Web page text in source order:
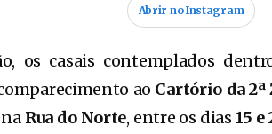
Abrir no Instagram
os casais contemplados
ao Cartório da 2ª
Rua do Norte, entre os dias 15 e